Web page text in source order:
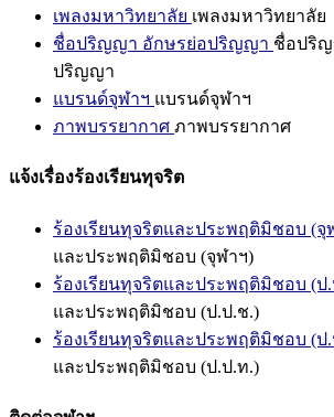
เพลงมหาวิทยาลัย เพลงมหาวิทยาลัย
ชื่อปริญญา อักษรย่อปริญญา ชื่อปริ
ปริญญา
แบรนด์จุฬาฯ แบรนด์จุฬาฯ
ภาพบรรยากาศ ภาพบรรยากาศ
แจ้งเรื่องร้องเรียนทุจริต
ร้องเรียนทุจริตและประพฤติมิชอบ (จุ
และประพฤติมิชอบ (จุฬาฯ)
ร้องเรียนทุจริตและประพฤติมิชอบ (ป
และประพฤติมิชอบ (ป.ป.ช.)
ร้องเรียนทุจริตและประพฤติมิชอบ (ป
และประพฤติมิชอบ (ป.ป.ท.)